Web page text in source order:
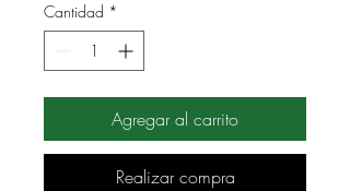
Cantidad *
Agregar al carrito
Realizar compra